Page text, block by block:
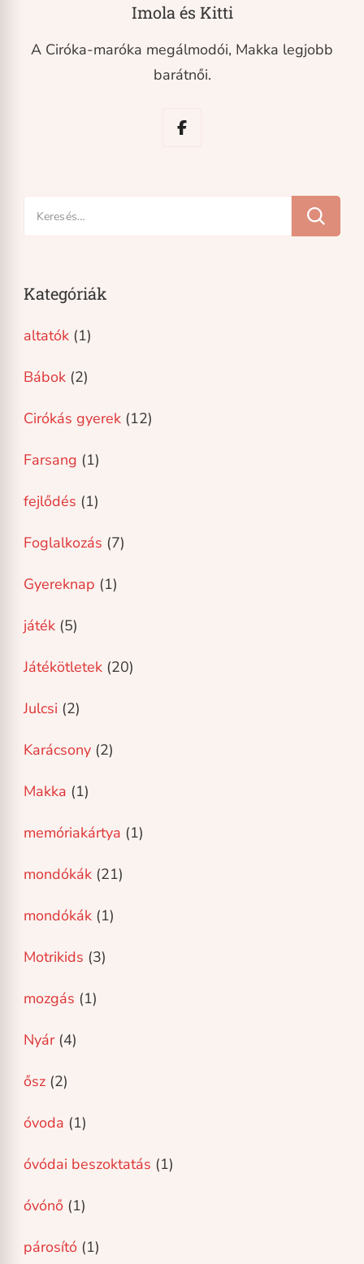
Imola és Kitti
A Ciróka-maróka megálmodói, Makka legjobb
barátnői.
Keresés:
Kategóriák
altatók (1)
Bábok (2)
Cirókás gyerek (12)
Farsang (1)
fejlődés (1)
Foglalkozás (7)
Gyereknap (1)
játék (5)
Játékötletek (20)
Julcsi (2)
Karácsony (2)
Makka (1)
memóriakártya (1)
mondókák (21)
mondókák (1)
Motrikids (3)
mozgás (1)
Nyár(4)
ősz (2)
óvoda (1)
óvódai beszoktatás (1)
óvónő (1)
párosító (1)